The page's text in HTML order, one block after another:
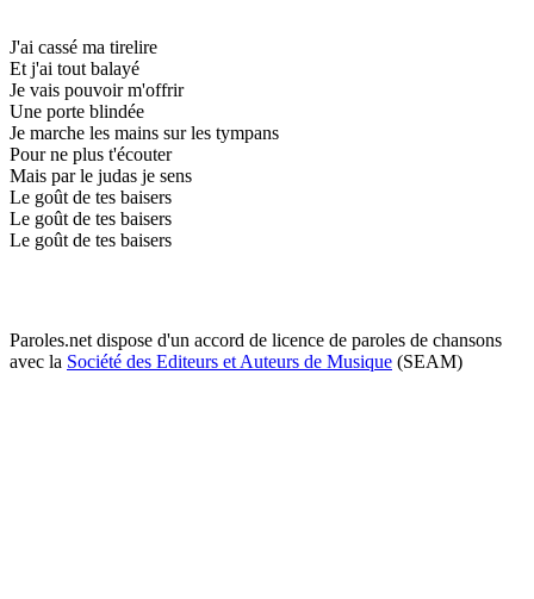
J'ai cassé ma tirelire
Et j'ai tout balayé
Je vais pouvoir m'offrir
Une porte blindée
Je marche les mains sur les tympans
Pour ne plus t'écouter
Mais par le judas je sens
Le goût de tes baisers
Le goût de tes baisers
Le goût de tes baisers
Paroles.net dispose d'un accord de licence de paroles de chansons
avec la Société des Editeurs et Auteurs de Musique (SEAM)